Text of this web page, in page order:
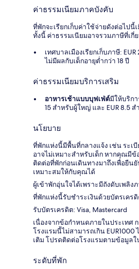
ค่าธรรมเนียมภาคบังคับ
ที่พักจะเรียกเก็บค่าใช้จ่ายดังต่อไปนี้
ทั้งนี้ ค่าธรรมเนียมอาจรวมภาษีที่เกี่
เทศบาลเมืองเรียกเก็บภาษี:
ไม่มีผลกับเด็กอายุต่ำกว่า 18 ปี
ค่าธรรมเนียมบริการเสริม
อาหารเช้าแบบบุฟเฟ่ต์มีให้บริก
15 สำหรับผู้ใหญ่ และ EUR 8.5 ส
นโยบาย
ที่พักแห่งนี้มีพื้นที่กลางแจ้ง เช่น ระเบี
อาจไม่เหมาะสำหรับเด็ก หากคุณมีข้
ติดต่อที่พักก่อนเดินทางมาถึงเพื่อยืน
เหมาะสมให้กับคุณได้
ผู้เข้าพักอุ่นใจได้เพราะมีถังดับเพลิง
ที่พักแห่งนี้รับชำระเงินด้วยบัตรเคร
รับบัตรเครดิต: Visa, Mastercard
เนื่องจากข้อกำหนดภายในประเทศ
โรงแรมนี้ไม่สามารถเกิน EUR1000
เติม โปรดติดต่อโรงแรมตามข้อมูล
ระดับที่พัก